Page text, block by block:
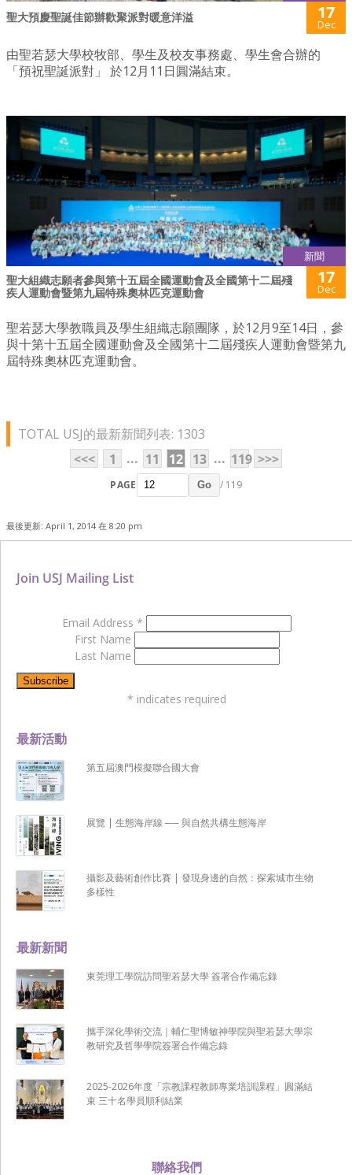
聖大預慶聖誕佳節辦歡聚派對暖意洋溢 17
Dec
由聖若瑟大學校牧部、學生及校友事務處、學生會合辦的
「預祝聖誕派對」 於12月11日圓滿結束。
新聞
聖大組織志願者參與第十五屆全國運動會及全國第十二屆殘
疾人運動會暨第九屆特殊奧林匹克運動會
17
Dec
聖若瑟大學教職員及學生組織志願團隊，於12月9至14日，參
與十第十五屆全國運動會及全國第十二屆殘疾人運動會暨第九
屆特殊奧林匹克運動會。
TOTAL USJ的最新新聞列表: 1303
<<<
1 ... 11 12 13 ... 119 >>>
PAGE Go / 119
最後更新: April 1, 2014 在 8:20 pm
聯絡我們
最新新聞
東莞理工學院訪問聖若瑟大學 簽署合作備忘錄
攜手深化學術交流｜輔仁聖博敏神學院與聖若瑟大學宗
教研究及哲學學院簽署合作備忘錄
2025-2026年度「宗教課程教師專業培訓課程」圓滿結
束 三十名學員順利結業
最新活動
第五屆澳門模擬聯合國大會
展覽 | 生態海岸線 ── 與自然共構生態海岸
攝影及藝術創作比賽 | 發現身邊的自然：探索城市生物
多樣性
Join USJ Mailing List
Email Address *
First Name
Last Name
* indicates required